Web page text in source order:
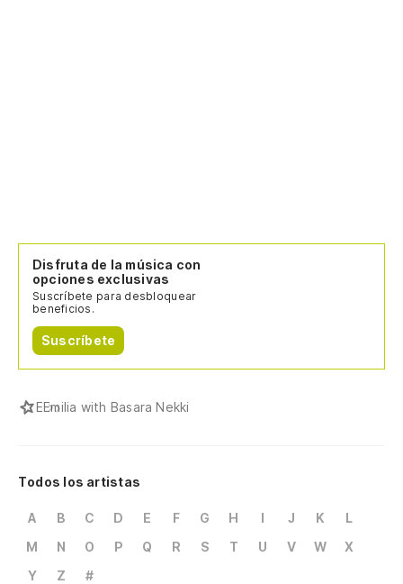
Disfruta de la música con
opciones exclusivas
Suscríbete para desbloquear
beneficios.
Suscríbete
EEmilia with Basara Nekki
Todos los artistas
A B C D E F G H I J K
L
M
N O P Q R S T U V W
X
Y
Z #